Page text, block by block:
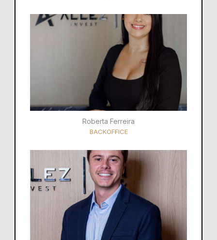
Roberta Ferreira
BACKOFFICE